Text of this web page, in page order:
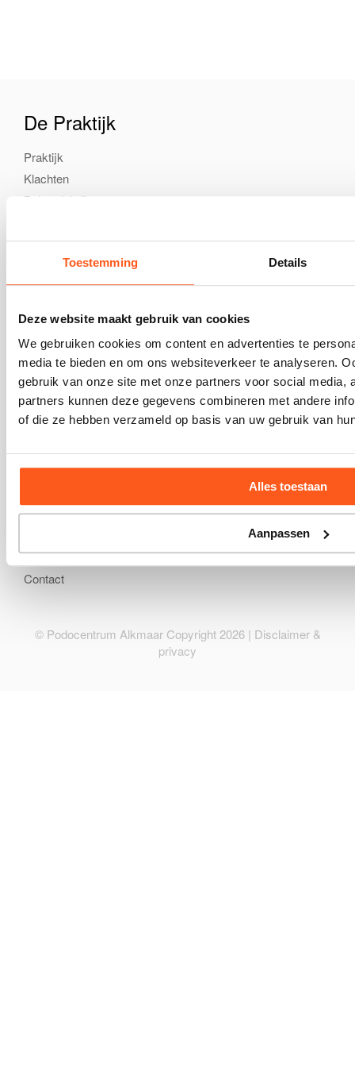
Toestemming Details
Deze website maakt gebruik van cookies
We gebruiken cookies om content en advertenties te
media te bieden en om ons websiteverkeer te analyseren.
gebruik van onze site met onze partners voor social media,
partners kunnen deze gegevens combineren met andere
of die ze hebben verzameld op basis van uw gebruik van
Alles toestaan
Aanpassen
De Praktijk
Praktijk
Klachten
Behandelwijzen
Tarieven en vergoedingen
Publicaties
Instructies en nieuws
Wetenschappelijk onderzoek
Partnerpraktijken
Overige zittingsadressen
Privacy
Contact
© Podocentrum Alkmaar Copyright 2026 | Disclaimer &
privacy